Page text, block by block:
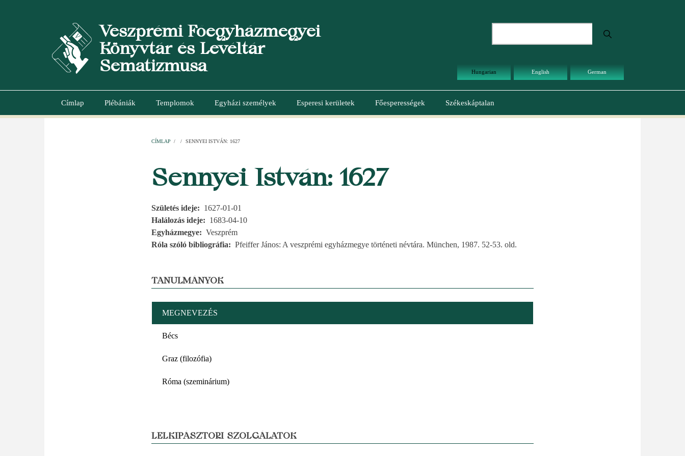
Veszprémi Főegyházmegyei
Könyvtár és Levéltár
Sematizmusa
Hungarian English German
Main
Címlap Plébániák Templomok Egyházi személyek Esperesi kerületek Főesperességek Székeskáptalan
CÍMLAP / / SENNYEI ISTVÁN: 1627
Sennyei István: 1627
Születés ideje
1627-01-01
Halálozás ideje
1683-04-10
Egyházmegye
Veszprém
Róla szóló bibliográfia
Pfeiffer János: A veszprémi egyházmegye történeti névtára. München, 1987. 52-53. old.
TANULMÁNYOK
MEGNEVEZÉS
Bécs
Graz (filozófia)
Róma (szeminárium)
LELKIPÁSZTORI SZOLGÁLATOK